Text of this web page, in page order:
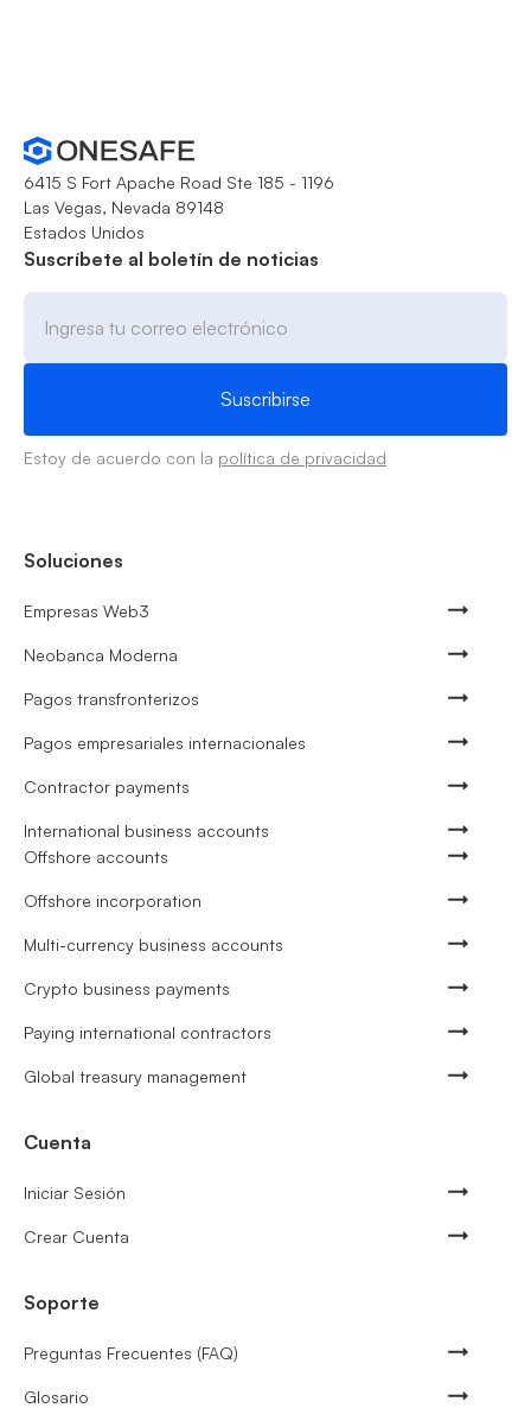
6415 S Fort Apache Road Ste 185 - 1196
Las Vegas, Nevada 89148
Estados Unidos
Suscríbete al boletín de noticias
Estoy de acuerdo con la política de privacidad
Soluciones
Empresas Web3
Neobanca Moderna
Pagos transfronterizos
Pagos empresariales internacionales
Contractor payments
International business accounts
Offshore accounts
Offshore incorporation
Multi-currency business accounts
Crypto business payments
Paying international contractors
Global treasury management
Cuenta
Iniciar Sesión
Crear Cuenta
Soporte
Preguntas Frecuentes (FAQ)
Glosario